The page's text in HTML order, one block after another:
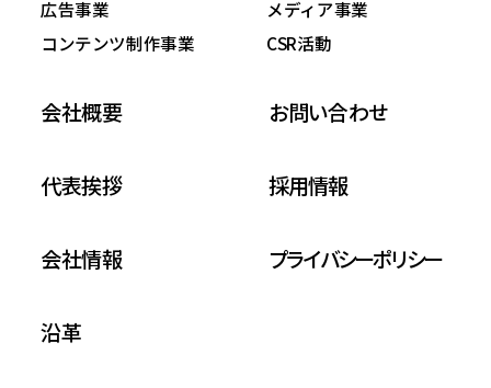
広告事業
メディア事業
コンテンツ制作事業
CSR活動
会社概要
代表挨拶
会社情報
沿革
お問い合わせ
採用情報
プライバシーポリシー